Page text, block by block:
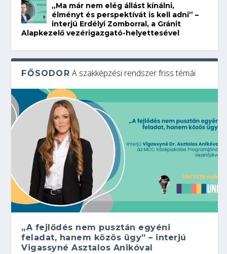
„Ma már nem elég állást kínálni,
élményt és perspektívát is kell adni” –
interjú Erdélyi Zomborral, a Gránit
Alapkezelő vezérigazgató-helyettesével
FŐSODOR A szakképzési rendszer friss témái
„A fejlődés nem pusztán egyéni
feladat, hanem közös ügy” – interjú
Vigassyné Asztalos Anikóval